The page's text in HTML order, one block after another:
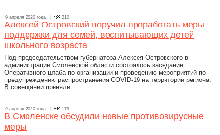
9 апреля 2020 года | 210
Алексей Островский поручил проработать меры
поддержки для семей, воспитывающих детей
школьного возраста
Под председательством губернатора Алексея Островского в
администрации Смоленской области состоялось заседание
Оперативного штаба по организации и проведению мероприятий по
предупреждению распространения COVID-19 на территории региона.
В совещании приняли...
9 апреля 2020 года | 179
В Смоленске обсудили новые противовирусные
меры